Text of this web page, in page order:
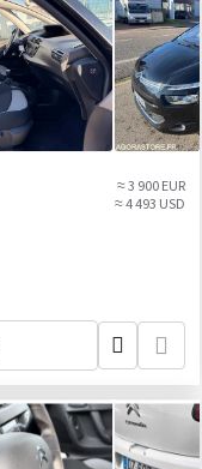
≈ 3 900 EUR
≈ 4 493 USD